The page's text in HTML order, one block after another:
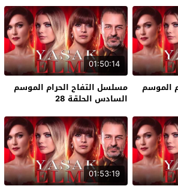
الموسم
01:50:14
مسلسل التفاح الحرام الموسم
السادس الحلقة 28
01:53:19